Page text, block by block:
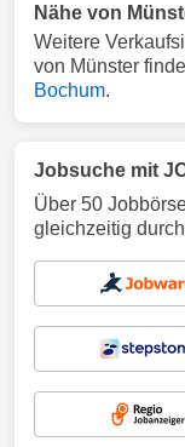
Nähe von
Weitere
von Münster
Bochum.
Jobsuche mit
Über 50
gleichzeitig